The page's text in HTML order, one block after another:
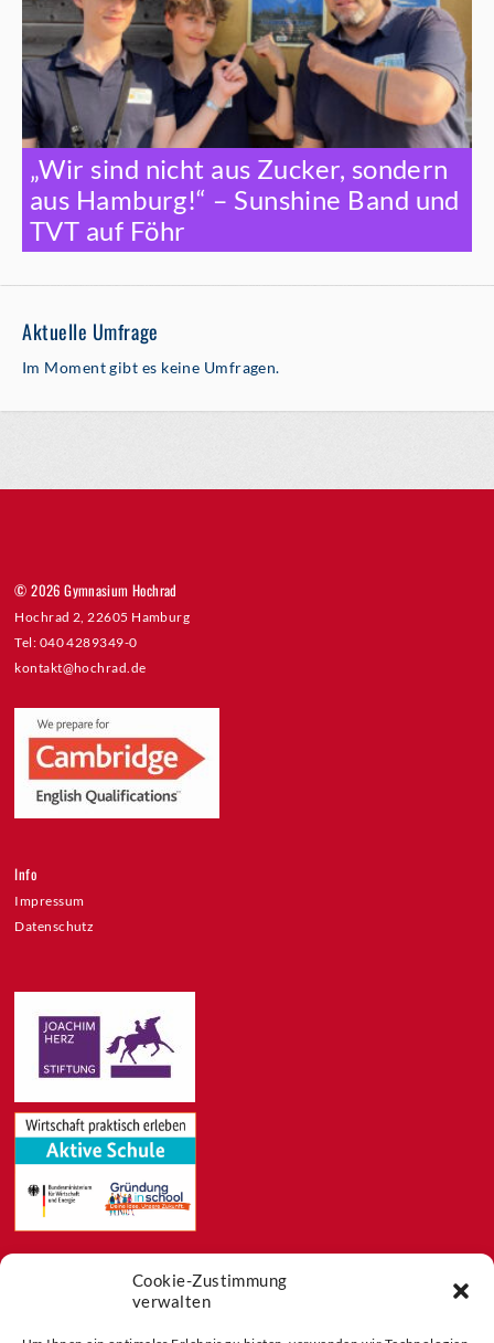
Cookie-Zustimmung
verwalten
„Wir sind nicht aus Zucker, sondern
aus Hamburg!“ – Sunshine Band und
TVT auf Föhr
Aktuelle Umfrage
Im Moment gibt es keine Umfragen.
© 2026 Gymnasium Hochrad
Hochrad 2, 22605 Hamburg
Tel: 040 4289349-0
kontakt@hochrad.de
Info
Impressum
Datenschutz
Blog